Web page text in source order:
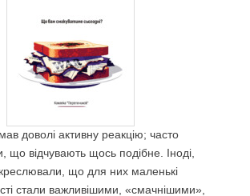
доволі активну реакцію; часто
що відчувають щось подібне. Іноді,
що для них маленькі
стали важливішими, «смачнішими»,